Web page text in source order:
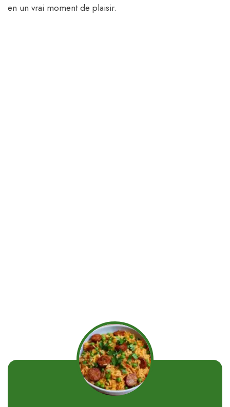
en un vrai moment de plaisir.